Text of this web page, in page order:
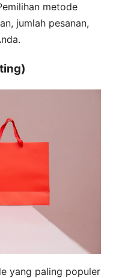
metode
jumlah pesanan,
yang paling populer